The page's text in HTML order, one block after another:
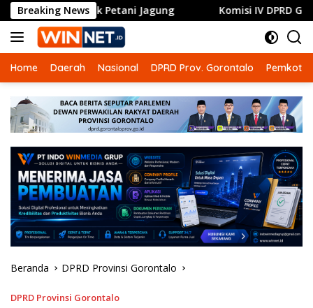
Langsung
ke
konten
Breaking News
Petani Jagung Komisi IV DPRD Gorontalo Dorong
Home Daerah Nasional DPRD Prov. Gorontalo Pemkot
Beranda DPRD Provinsi Gorontalo
DPRD Provinsi Gorontalo